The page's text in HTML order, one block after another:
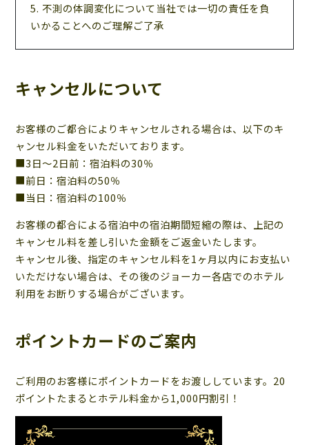
不測の体調変化について当社では一切の責任を負
いかることへのご理解ご了承
キャンセルについて
お客様のご都合によりキャンセルされる場合は、以下のキ
ャンセル料金をいただいております。
■3日～2日前：宿泊料の30％
■前日：宿泊料の50％
■当日：宿泊料の100％
お客様の都合による宿泊中の宿泊期間短縮の際は、上記の
キャンセル料を差し引いた金額をご返金いたします。
キャンセル後、指定のキャンセル料を1ヶ月以内にお支払い
いただけない場合は、その後のジョーカー各店でのホテル
利用をお断りする場合がございます。
ポイントカードのご案内
ご利用のお客様にポイントカードをお渡ししています。20
ポイントたまるとホテル料金から1,000円割引！